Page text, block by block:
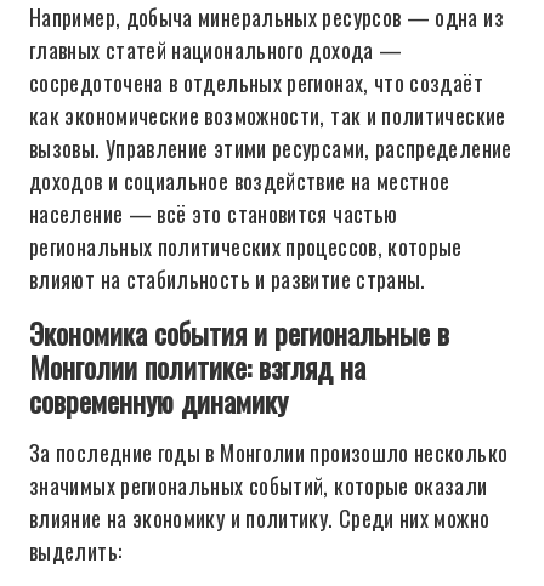
Например, добыча минеральных ресурсов — одна из
главных статей национального дохода —
сосредоточена в отдельных регионах, что создаёт
как экономические возможности, так и политические
вызовы. Управление этими ресурсами, распределение
доходов и социальное воздействие на местное
население — всё это становится частью
региональных политических процессов, которые
влияют на стабильность и развитие страны.
Экономика события и региональные в
Монголии политике: взгляд на
современную динамику
За последние годы в Монголии произошло несколько
значимых региональных событий, которые оказали
влияние на экономику и политику. Среди них можно
выделить: